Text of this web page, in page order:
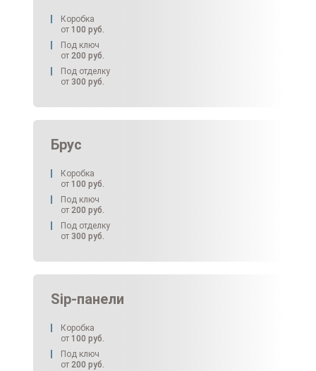
Коробка
от 100 руб.
Под ключ
от 200 руб.
Под отделку
от 300 руб.
Брус
Коробка
от 100 руб.
Под ключ
от 200 руб.
Под отделку
от 300 руб.
Sip-панели
Коробка
от 100 руб.
Под ключ
от 200 руб.